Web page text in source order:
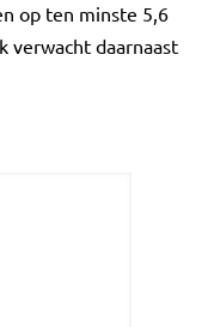
op ten minste 5,6
verwacht daarnaast